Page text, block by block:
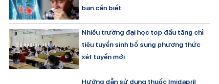
bạn cần biết
Nhiều trường đại học top đầu tăng chỉ
tiêu tuyển sinh bổ sung phương thức
xét tuyển mới
Hướng dẫn sử dụng thuốc Imidapril